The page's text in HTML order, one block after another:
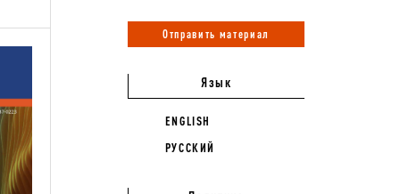
Отправить материал
Язык
ENGLISH
РУССКИЙ